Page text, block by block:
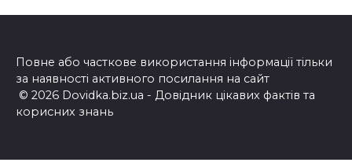
Повне або часткове використання інформації тільки
за наявності активного посилання на сайт
© 2026 Dovidka.biz.ua - Довідник цікавих фактів та
корисних знань